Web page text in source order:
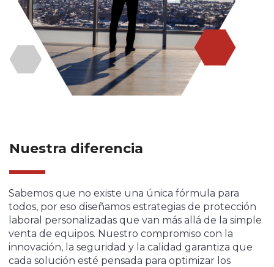
Nuestra diferencia
Sabemos que no existe una única fórmula para
todos, por eso diseñamos estrategias de protección
laboral personalizadas que van más allá de la simple
venta de equipos. Nuestro compromiso con la
innovación, la seguridad y la calidad garantiza que
cada solución esté pensada para optimizar los